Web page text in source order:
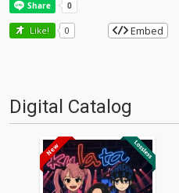
Like! 0 Embed
Digital Catalog